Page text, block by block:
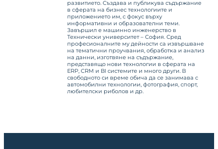
развитието. Създава и публикува съдържание
в сферата на бизнес технологиите и
приложението им, с фокус върху
информативни и образователни теми.
Завършил е машинно инженерство в
Технически университет – София. Сред
професионалните му дейности са извършване
на тематични проучвания, обработка и анализ
на данни, изготвяне на съдържание,
представящо нови технологии в сферата на
ERP, CRM и BI системите и много други. В
свободното си време обича да се занимава с
автомобилни технологии, фотография, спорт,
любителски риболов и др.